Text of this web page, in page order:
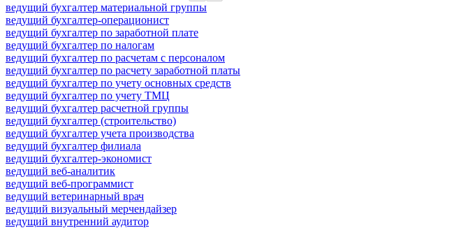
ведущий бухгалтер материальной группы
ведущий бухгалтер-операционист
ведущий бухгалтер по заработной плате
ведущий бухгалтер по налогам
ведущий бухгалтер по расчетам с персоналом
ведущий бухгалтер по расчету заработной платы
ведущий бухгалтер по учету основных средств
ведущий бухгалтер по учету ТМЦ
ведущий бухгалтер расчетной группы
ведущий бухгалтер (строительство)
ведущий бухгалтер учета производства
ведущий бухгалтер филиала
ведущий бухгалтер-экономист
ведущий веб-аналитик
ведущий веб-программист
ведущий ветеринарный врач
ведущий визуальный мерчендайзер
ведущий внутренний аудитор